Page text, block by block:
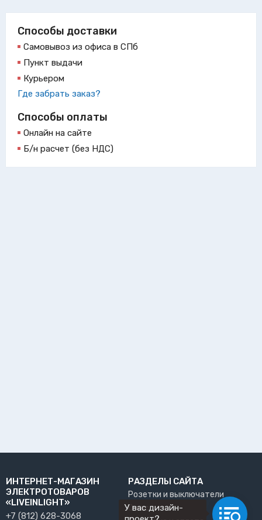
Способы доставки
Самовывоз из офиса в СПб
Пункт выдачи
Курьером
Где забрать заказ?
Способы оплаты
Онлайн на сайте
Б/н расчет (без НДС)
ИНТЕРНЕТ-МАГАЗИН
ЭЛЕКТРОТОВАРОВ
«LIVEINLIGHT»
+7 (812) 628-3068
РАЗДЕЛЫ САЙТА
Розетки и выключатели
О нас
У вас дизайн-